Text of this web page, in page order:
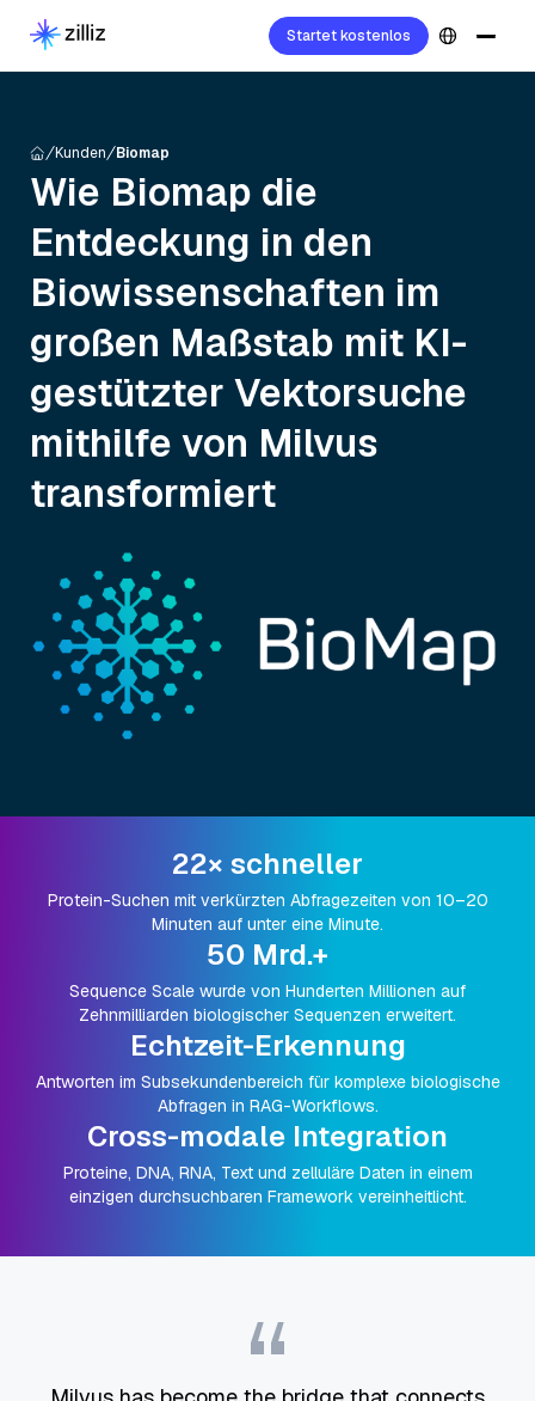
Startet kostenlos
Kunden Biomap
Wie Biomap die
Entdeckung in den
Biowissenschaften im
großen Maßstab mit KI-
gestützter Vektorsuche
mithilfe von Milvus
transformiert
22× schneller
Protein-Suchen mit verkürzten Abfragezeiten von 10–20
Minuten auf unter eine Minute.
50 Mrd.+
Sequence Scale wurde von Hunderten Millionen auf
Zehnmilliarden biologischer Sequenzen erweitert.
Echtzeit-Erkennung
Antworten im Subsekundenbereich für komplexe biologische
Abfragen in RAG-Workflows.
Cross-modale Integration
Proteine, DNA, RNA, Text und zelluläre Daten in einem
einzigen durchsuchbaren Framework vereinheitlicht.
“